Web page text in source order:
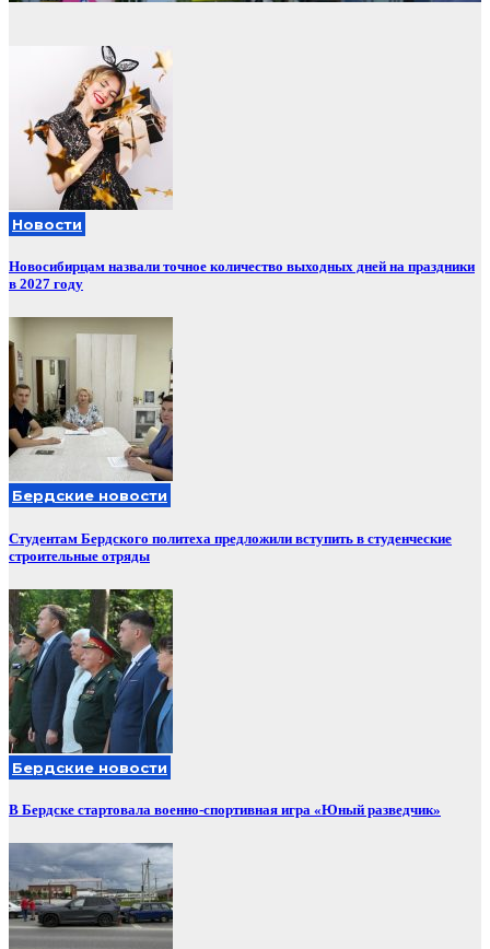
Новости
Новосибирцам назвали точное количество выходных дней на праздники
в 2027 году
Бердские новости
Студентам Бердского политеха предложили вступить в студенческие
строительные отряды
Бердские новости
В Бердске стартовала военно-спортивная игра «Юный разведчик»